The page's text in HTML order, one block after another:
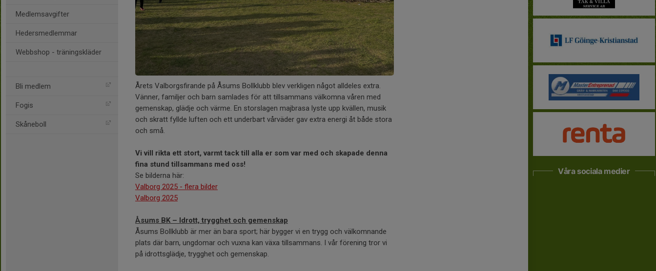
Medlemsavgifter
Hedersmedlemmar
Webbshop - träningskläder
Bli medlem
Fogis
Skåneboll
Årets Valborgsfirande på Åsums Bollklubb blev verkligen något alldeles extra.
Vänner, familjer och barn samlades för att tillsammans välkomna våren med
gemenskap, glädje och värme. En storslagen majbrasa lyste upp kvällen, musik
och skratt fyllde luften och ett underbart vårväder gav extra energi åt både stora
och små.
Vi vill rikta ett stort, varmt tack till alla er som var med och skapade denna
fina stund tillsammans med oss!
Se bilderna här:
Valborg 2025 - flera bilder
Valborg 2025
Åsums BK – Idrott, trygghet och gemenskap
Åsums Bollklubb är mer än bara sport; här bygger vi en trygg och välkomnande
plats där barn, ungdomar och vuxna kan växa tillsammans. I vår förening tror vi
på idrottsglädje, trygghet och gemenskap.
Våra sociala medier